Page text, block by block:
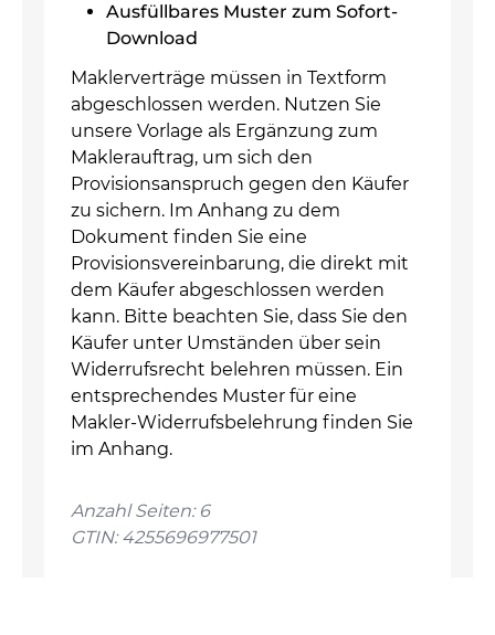
Ausfüllbares Muster zum Sofort-
Download
Maklerverträge müssen in Textform
abgeschlossen werden. Nutzen Sie
unsere Vorlage als Ergänzung zum
Maklerauftrag, um sich den
Provisionsanspruch gegen den Käufer
zu sichern. Im Anhang zu dem
Dokument finden Sie eine
Provisionsvereinbarung, die direkt mit
dem Käufer abgeschlossen werden
kann. Bitte beachten Sie, dass Sie den
Käufer unter Umständen über sein
Widerrufsrecht belehren müssen. Ein
entsprechendes Muster für eine
Makler-Widerrufsbelehrung finden Sie
im Anhang.
Anzahl Seiten: 6
GTIN: 4255696977501